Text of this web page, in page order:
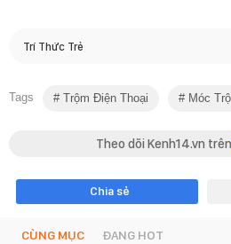
Trí Thức Trẻ
Tags Trộm Điện Thoại Móc
Theo dõi Kenh14.vn trên
Chia sẻ
CÙNG MỤC ĐANG HOT